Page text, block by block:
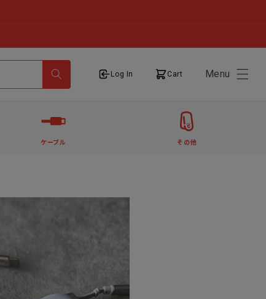
Log In
ログイン Cart
カート Menu
ケーブル その他